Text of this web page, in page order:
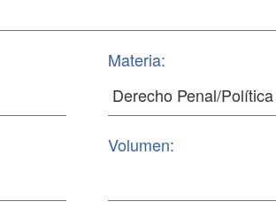
Materia:
Volumen: